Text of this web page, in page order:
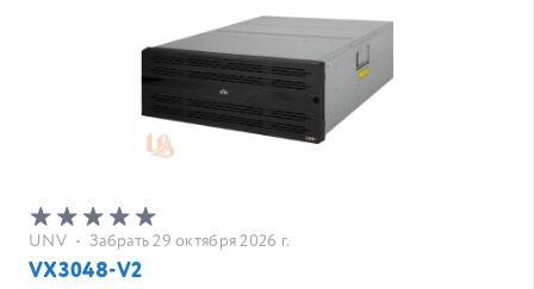
UNV • Забрать 29 октября 2026 г.
VX3048-V2